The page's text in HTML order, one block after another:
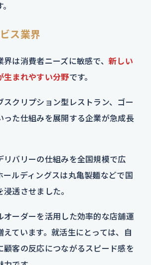
ス業界
界は消費者ニーズに敏感で、新しい
生まれやすい分野です。
スクリプション型レストラン、ゴー
った仕組みを展開する企業が急成長
リバリーの仕組みを全国規模で広
ールディングスは丸亀製麺などで国
透させました。
オーダーを活用した効率的な店舗運
えています。就活生にとっては、自
顧客の反応につながるスピード感を